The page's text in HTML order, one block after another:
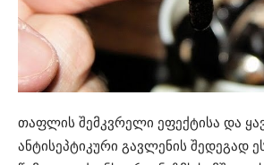
თაფლის შემკვრელი ეფექტისა და
ანტისეპტიკური გავლენის შედეგად